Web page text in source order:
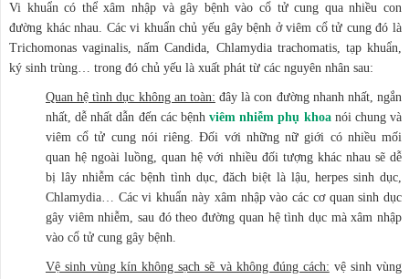
Vi khuẩn có thể xâm nhập và gây bệnh vào cổ tử cung qua nhiều con
đường khác nhau. Các vi khuẩn chủ yếu gây bệnh ở viêm cổ tử cung đó là
Trichomonas vaginalis, nấm Candida, Chlamydia trachomatis, tạp khuẩn,
ký sinh trùng… trong đó chủ yếu là xuất phát từ các nguyên nhân sau:
Quan hệ tình dục không an toàn: đây là con đường nhanh nhất, ngắn
nhất, dễ nhất dẫn đến các bệnhviêm nhiễm phụ khoanói chung và
viêm cổ tử cung nói riêng. Đối với những nữ giới có nhiều mối
quan hệ ngoài luồng, quan hệ với nhiều đối tượng khác nhau sẽ dễ
bị lây nhiễm các bệnh tình dục, đăch biệt là lậu, herpes sinh dục,
Chlamydia… Các vi khuẩn này xâm nhập vào các cơ quan sinh dục
gây viêm nhiễm, sau đó theo đường quan hệ tình dục mà xâm nhập
vào cổ tử cung gây bệnh.
Vệ sinh vùng kín không sạch sẽ và không đúng cách: vệ sinh vùng